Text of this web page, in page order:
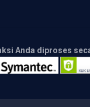
Anda diproses